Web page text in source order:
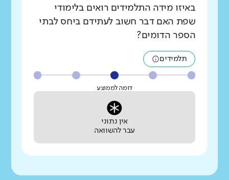
באיזו מידה התלמידים רואים בלימודי
שפת האם דבר חשוב לעתידם ביחס לבתי
הספר הדומים?
תלמידים
דומה לממוצע
אין נתוני
עבר להשוואה